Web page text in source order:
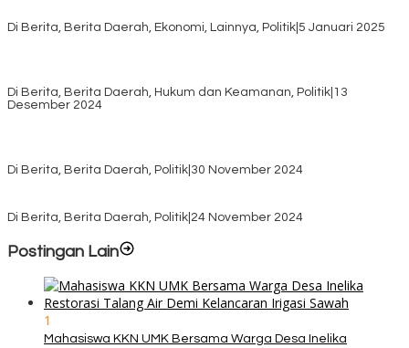
Di Berita, Berita Daerah, Ekonomi, Lainnya, Politik 5 Januari 2025
Di Berita, Berita Daerah, Hukum dan Keamanan, Politik 13
Desember 2024
Di Berita, Berita Daerah, Politik 30 November 2024
Di Berita, Berita Daerah, Politik 24 November 2024
Postingan Lain
1
Mahasiswa KKN UMK Bersama Warga Desa Inelika